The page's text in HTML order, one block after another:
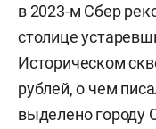
в 2023-м Сбер
столице
Историческом
рублей, о чем
выделено городу